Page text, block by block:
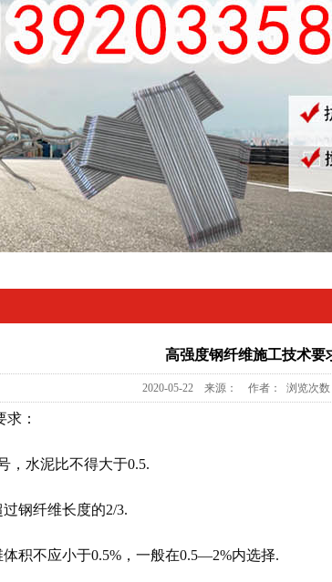
高强度钢纤维施工技术要
2020-05-22 来源： 作者： 浏览次数
：
，水泥比不得大于0.5.
钢纤维长度的2/3.
积不应小于0.5%，一般在0.5—2%内选择.